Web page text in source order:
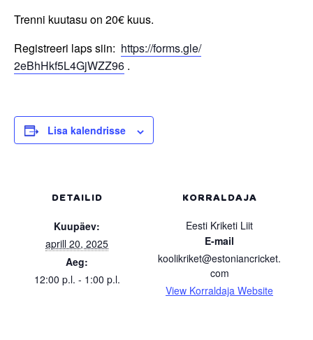
Trenni kuutasu on 20€ kuus.
Registreeri laps siin: https://forms.gle/
2eBhHkf5L4GjWZZ96 .
Lisa kalendrisse
DETAILID
Kuupäev:
aprill 20, 2025
Aeg:
12:00 p.l. - 1:00 p.l.
KORRALDAJA
Eesti Kriketi Liit
E-mail
koolikriket@estoniancricket.
com
View Korraldaja Website